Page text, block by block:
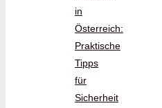
in
Österreich:
Praktische
Tipps
für
Sicherheit